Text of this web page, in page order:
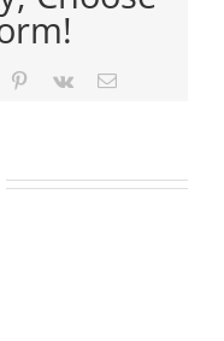
Pinterest
Vk Email